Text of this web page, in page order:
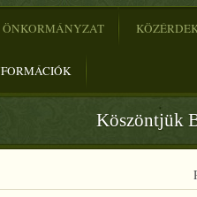
ÖNKORMÁNYZAT
Köszöntjük